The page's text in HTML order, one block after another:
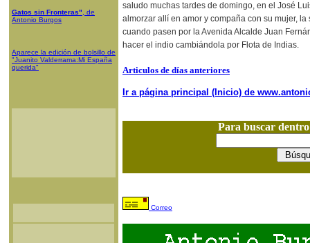
Gatos sin Fronteras" , de
Antonio Burgos
Aparece la edición de bolsillo de
"Juanito Valderrama:Mi España
querida"
saludo muchas tardes de domingo, en el José
almorzar allí en amor y compaña con su mujer,
cuando pasen por la Avenida Alcalde Juan
hacer el indio cambiándola por Flota de Indias.
Articulos de días anteriores
Ir a página principal (Inicio) de
Para buscar
Correo